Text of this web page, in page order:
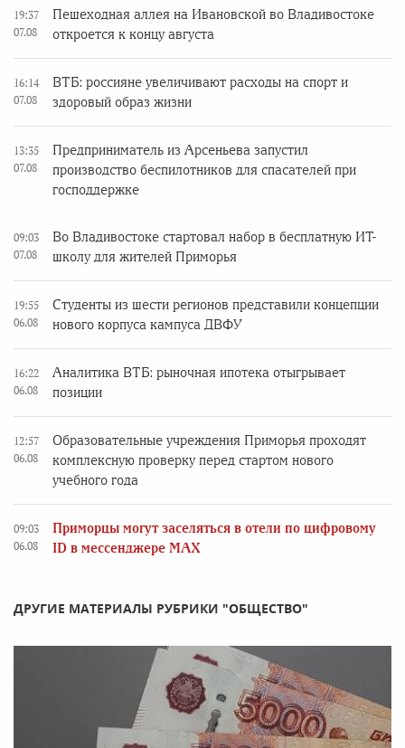
19:37
07.08
Пешеходная аллея на Ивановской во Владивостоке
откроется к концу августа
16:14
07.08
ВТБ: россияне увеличивают расходы на спорт и
здоровый образ жизни
13:35
07.08
Предприниматель из Арсеньева запустил
производство беспилотников для спасателей при
господдержке
09:03
07.08
Во Владивостоке стартовал набор в бесплатную ИТ-
школу для жителей Приморья
19:55
06.08
Студенты из шести регионов представили концепции
нового корпуса кампуса ДВФУ
16:22
06.08
Аналитика ВТБ: рыночная ипотека отыгрывает
позиции
12:57
06.08
Образовательные учреждения Приморья проходят
комплексную проверку перед стартом нового
учебного года
09:03
06.08
Приморцы могут заселяться в отели по цифровому
ID в мессенджере MAX
ДРУГИЕ МАТЕРИАЛЫ РУБРИКИ "ОБЩЕСТВО"